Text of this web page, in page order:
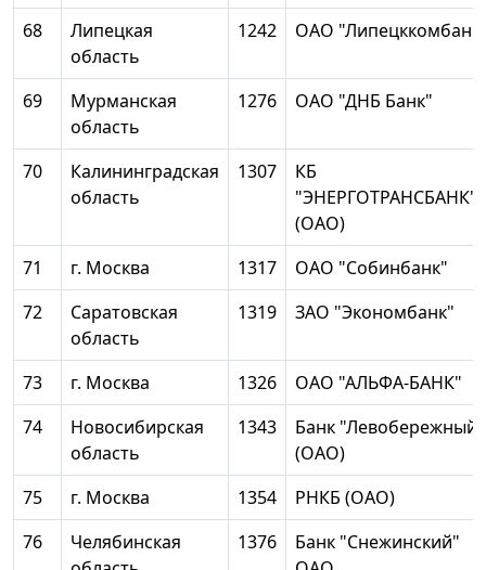
68
Липецкая
область
1242 ОАО
69
Мурманская
область
1276 ОАО "ДНБ Банк"
70
Калининградская
область
1307
КБ
"ЭНЕРГОТРАНСБАНК"
(ОАО)
71
г. Москва 1317
ОАО "Собинбанк"
72
Саратовская
область
1319 ЗАО "Экономбанк"
73 г. Москва 1326
ОАО "АЛЬФА-БАНК"
74
Новосибирская
область
1343
Банк "Левобережный"
(ОАО)
75
г. Москва 1354
РНКБ (ОАО)
76
Челябинская
1376
Банк "Снежинский"